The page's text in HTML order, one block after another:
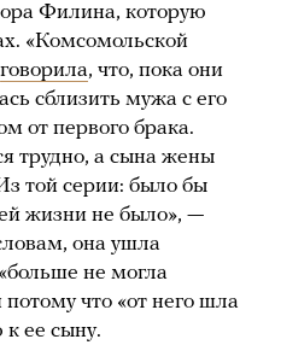
Филина, которую
«Комсомольской
говорила, что, пока они
сблизить мужа с его
от первого брака.
трудно, а сына жены
той серии: было бы
жизни не было», —
она ушла
не могла
что «от него шла
ее сыну.